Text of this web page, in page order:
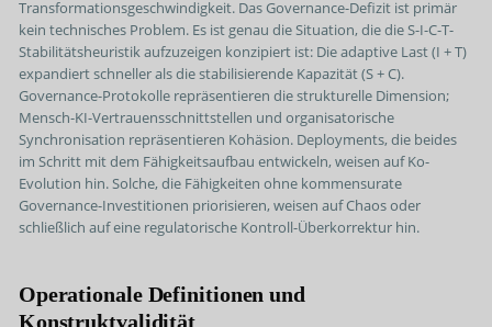
Transformationsgeschwindigkeit. Das Governance-Defizit ist primär
kein technisches Problem. Es ist genau die Situation, die die S-I-C-T-
Stabilitätsheuristik aufzuzeigen konzipiert ist: Die adaptive Last (I + T)
expandiert schneller als die stabilisierende Kapazität (S + C).
Governance-Protokolle repräsentieren die strukturelle Dimension;
Mensch-KI-Vertrauensschnittstellen und organisatorische
Synchronisation repräsentieren Kohäsion. Deployments, die beides
im Schritt mit dem Fähigkeitsaufbau entwickeln, weisen auf Ko-
Evolution hin. Solche, die Fähigkeiten ohne kommensurate
Governance-Investitionen priorisieren, weisen auf Chaos oder
schließlich auf eine regulatorische Kontroll-Überkorrektur hin.
Operationale Definitionen und
Konstruktvalidität